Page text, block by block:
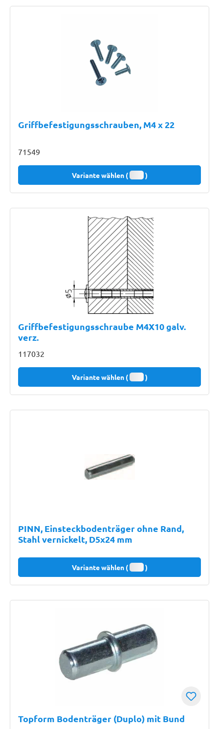
Griffbefestigungsschrauben, M4 x 22
71549
Variante wählen ( )
Griffbefestigungsschraube M4X10 galv.
verz.
117032
Variante wählen ( )
PINN, Einsteckbodenträger ohne Rand,
Stahl vernickelt, D5x24 mm
Variante wählen ( )
Topform Bodenträger (Duplo) mit Bund